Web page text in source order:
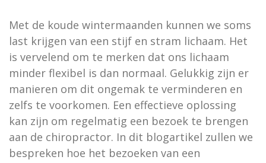
Met de koude wintermaanden kunnen we soms
last krijgen van een stijf en stram lichaam. Het
is vervelend om te merken dat ons lichaam
minder flexibel is dan normaal. Gelukkig zijn er
manieren om dit ongemak te verminderen en
zelfs te voorkomen. Een effectieve oplossing
kan zijn om regelmatig een bezoek te brengen
aan de chiropractor. In dit blogartikel zullen we
bespreken hoe het bezoeken van een